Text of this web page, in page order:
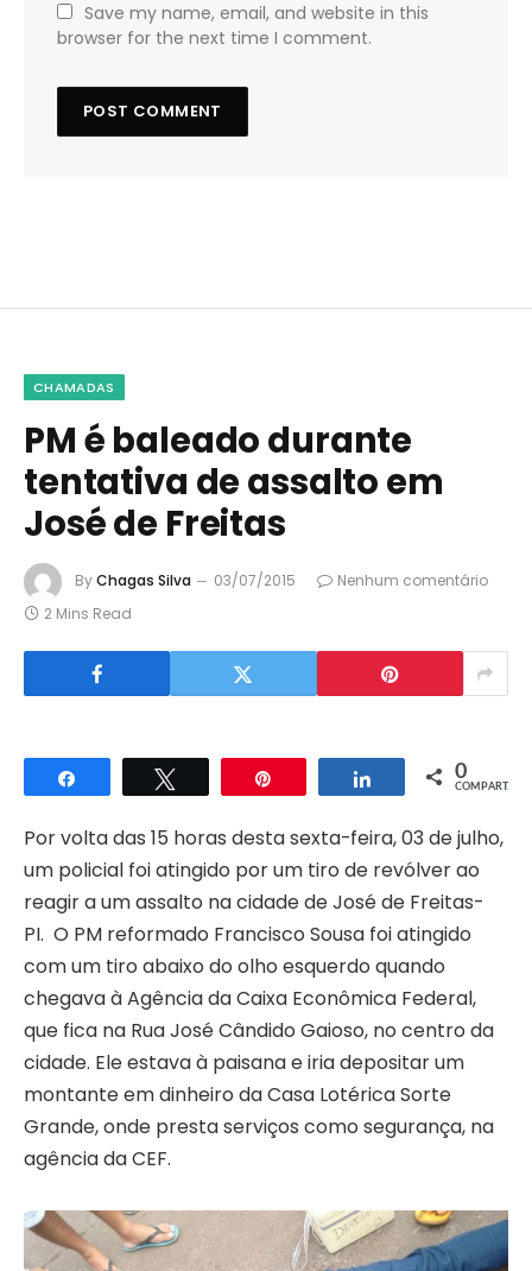
Save my name, email, and website in this
browser for the next time I comment.
CHAMADAS
PM é baleado durante
tentativa de assalto em
José de Freitas
ByChagas Silva 03/07/2015
Nenhum comentário
2 Mins Read
Compartilhar Compartilhar
0
COMPART.
Por volta das 15 horas desta sexta-feira, 03 de julho,
um policial foi atingido por um tiro de revólver ao
reagir a um assalto na cidade de José de Freitas-
PI. O PM reformado Francisco Sousa foi atingido
com um tiro abaixo do olho esquerdo quando
chegava à Agência da Caixa Econômica Federal,
que fica na Rua José Cândido Gaioso, no centro da
cidade. Ele estava à paisana e iria depositar um
montante em dinheiro da Casa Lotérica Sorte
Grande, onde presta serviços como segurança, na
agência da CEF.